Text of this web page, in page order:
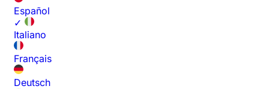
Español
✓
Italiano
Français
Deutsch